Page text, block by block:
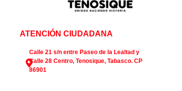
ATENCIÓN CIUDADANA
Calle 21 s/n entre Paseo de la Lealtad y
Calle 28 Centro, Tenosique, Tabasco. CP
86901